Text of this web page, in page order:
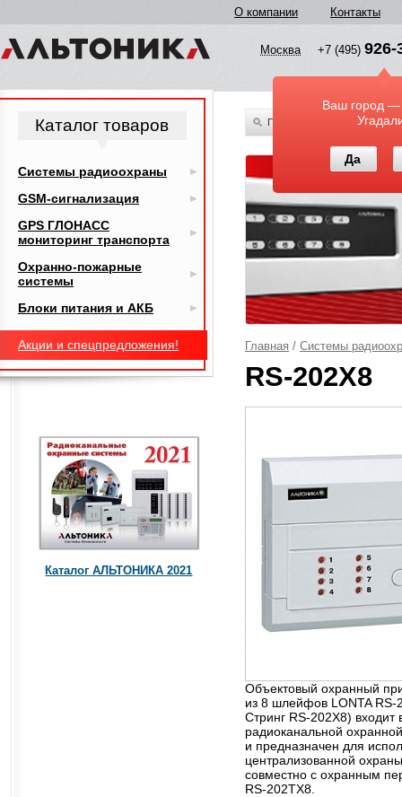
О компании Контакты
Москва +7 (495) 926-
Ваш город —
Да
По всему каталогу
Главная / Системы
RS-202X8
Объектовый охранный
из 8 шлейфов LONTA RS-
Стринг RS-202X8) входит
радиоканальной
и предназначен для
централизованной
совместно с охранным
RS-202TX8.
Каталог товаров
Системы радиоохраны
GSM-сигнализация
GPS ГЛОНАСС
мониторинг транспорта
Охранно-пожарные
системы
Блоки питания и АКБ
Акции и спецпредложения!
Каталог АЛЬТОНИКА 2021